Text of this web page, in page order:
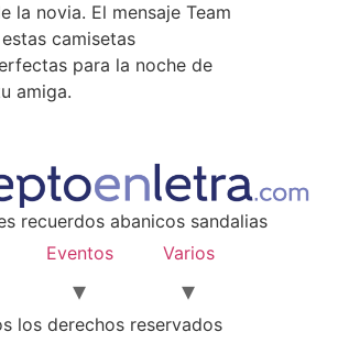
la novia. El mensaje Team
camisetas
para la noche de
amiga.
recuerdos abanicos sandalias
Eventos Varios
los derechos reservados